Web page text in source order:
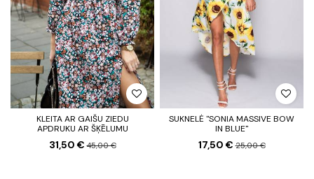
KLEITA AR GAIŠU ZIEDU
APDRUKU AR ŠĶĒLUMU
31,50 €45,00 €
SUKNELĖ "SONIA MASSIVE BOW
IN BLUE"
17,50 €25,00 €